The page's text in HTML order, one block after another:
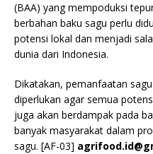
(BAA) yang mempoduksi
berbahan baku sagu perlu
potensi lokal dan menjadi
dunia dari Indonesia.
Dikatakan, pemanfaatan
diperlukan agar semua
juga akan berdampak pada
banyak masyarakat dalam
sagu. [AF-03]